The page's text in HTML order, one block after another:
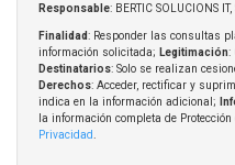
Responsable: BERTIC SOLUCIONS IT,
Finalidad: Responder las consultas
información solicitada; Legitimación:
Destinatarios: Solo se realizan
Derechos: Acceder, rectificar y
indica en la información adicional;
la información completa de
Privacidad